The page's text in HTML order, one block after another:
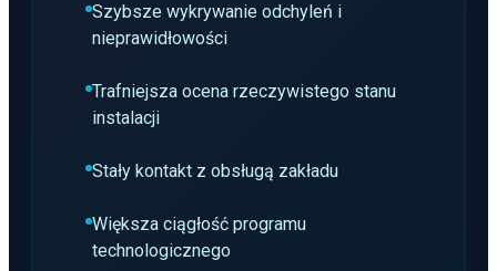
Szybsze wykrywanie odchyleń i
nieprawidłowości
Trafniejsza ocena rzeczywistego stanu
instalacji
Stały kontakt z obsługą zakładu
Większa ciągłość programu
technologicznego